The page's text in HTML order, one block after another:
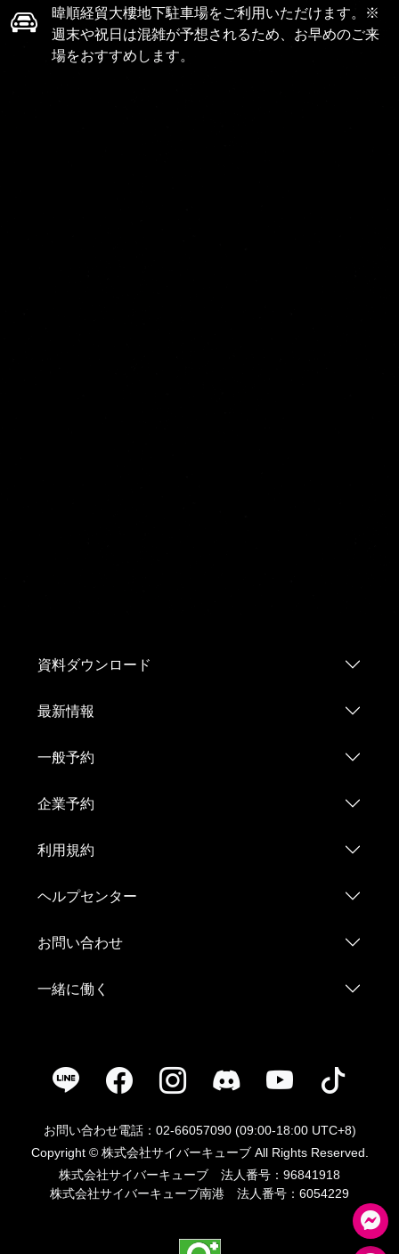
暐順経貿大樓地下駐車場をご利用いただけます。※
週末や祝日は混雑が予想されるため、お早めのご来
場をおすすめします。
資料ダウンロード
最新情報
一般予約
企業予約
利用規約
ヘルプセンター
お問い合わせ
一緒に働く
お問い合わせ電話：02-66057090 (09:00-18:00 UTC+8)
Copyright © 株式会社サイバーキューブ All Rights Reserved.
株式会社サイバーキューブ 法人番号：96841918
株式会社サイバーキューブ南港 法人番号：6054229